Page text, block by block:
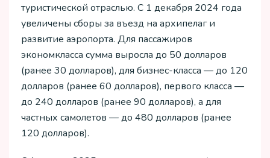
туристической отраслью. С 1 декабря 2024 года
увеличены сборы за въезд на архипелаг и
развитие аэропорта. Для пассажиров
экономкласса сумма выросла до 50 долларов
(ранее 30 долларов), для бизнес-класса — до 120
долларов (ранее 60 долларов), первого класса —
до 240 долларов (ранее 90 долларов), а для
частных самолетов — до 480 долларов (ранее
120 долларов).